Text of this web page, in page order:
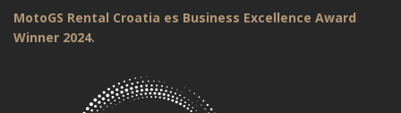
MotoGS Rental Croatia es Business Excellence Award
Winner 2024.